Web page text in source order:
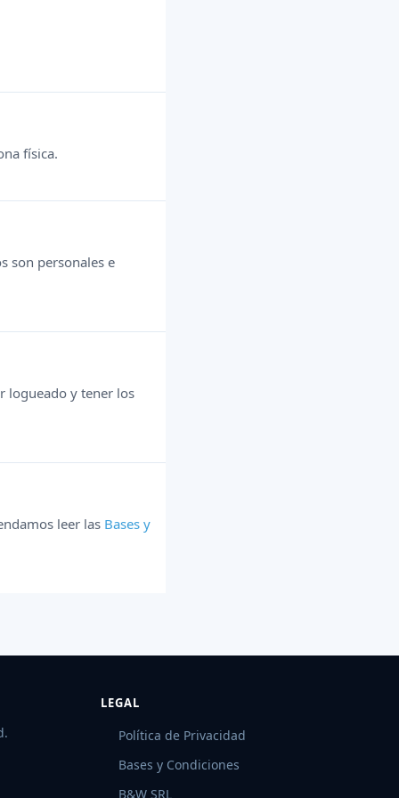
física.
son personales e
logueado y tener los
leer las Bases y
LEGAL
Política de Privacidad
Bases y Condiciones
B&W SRL